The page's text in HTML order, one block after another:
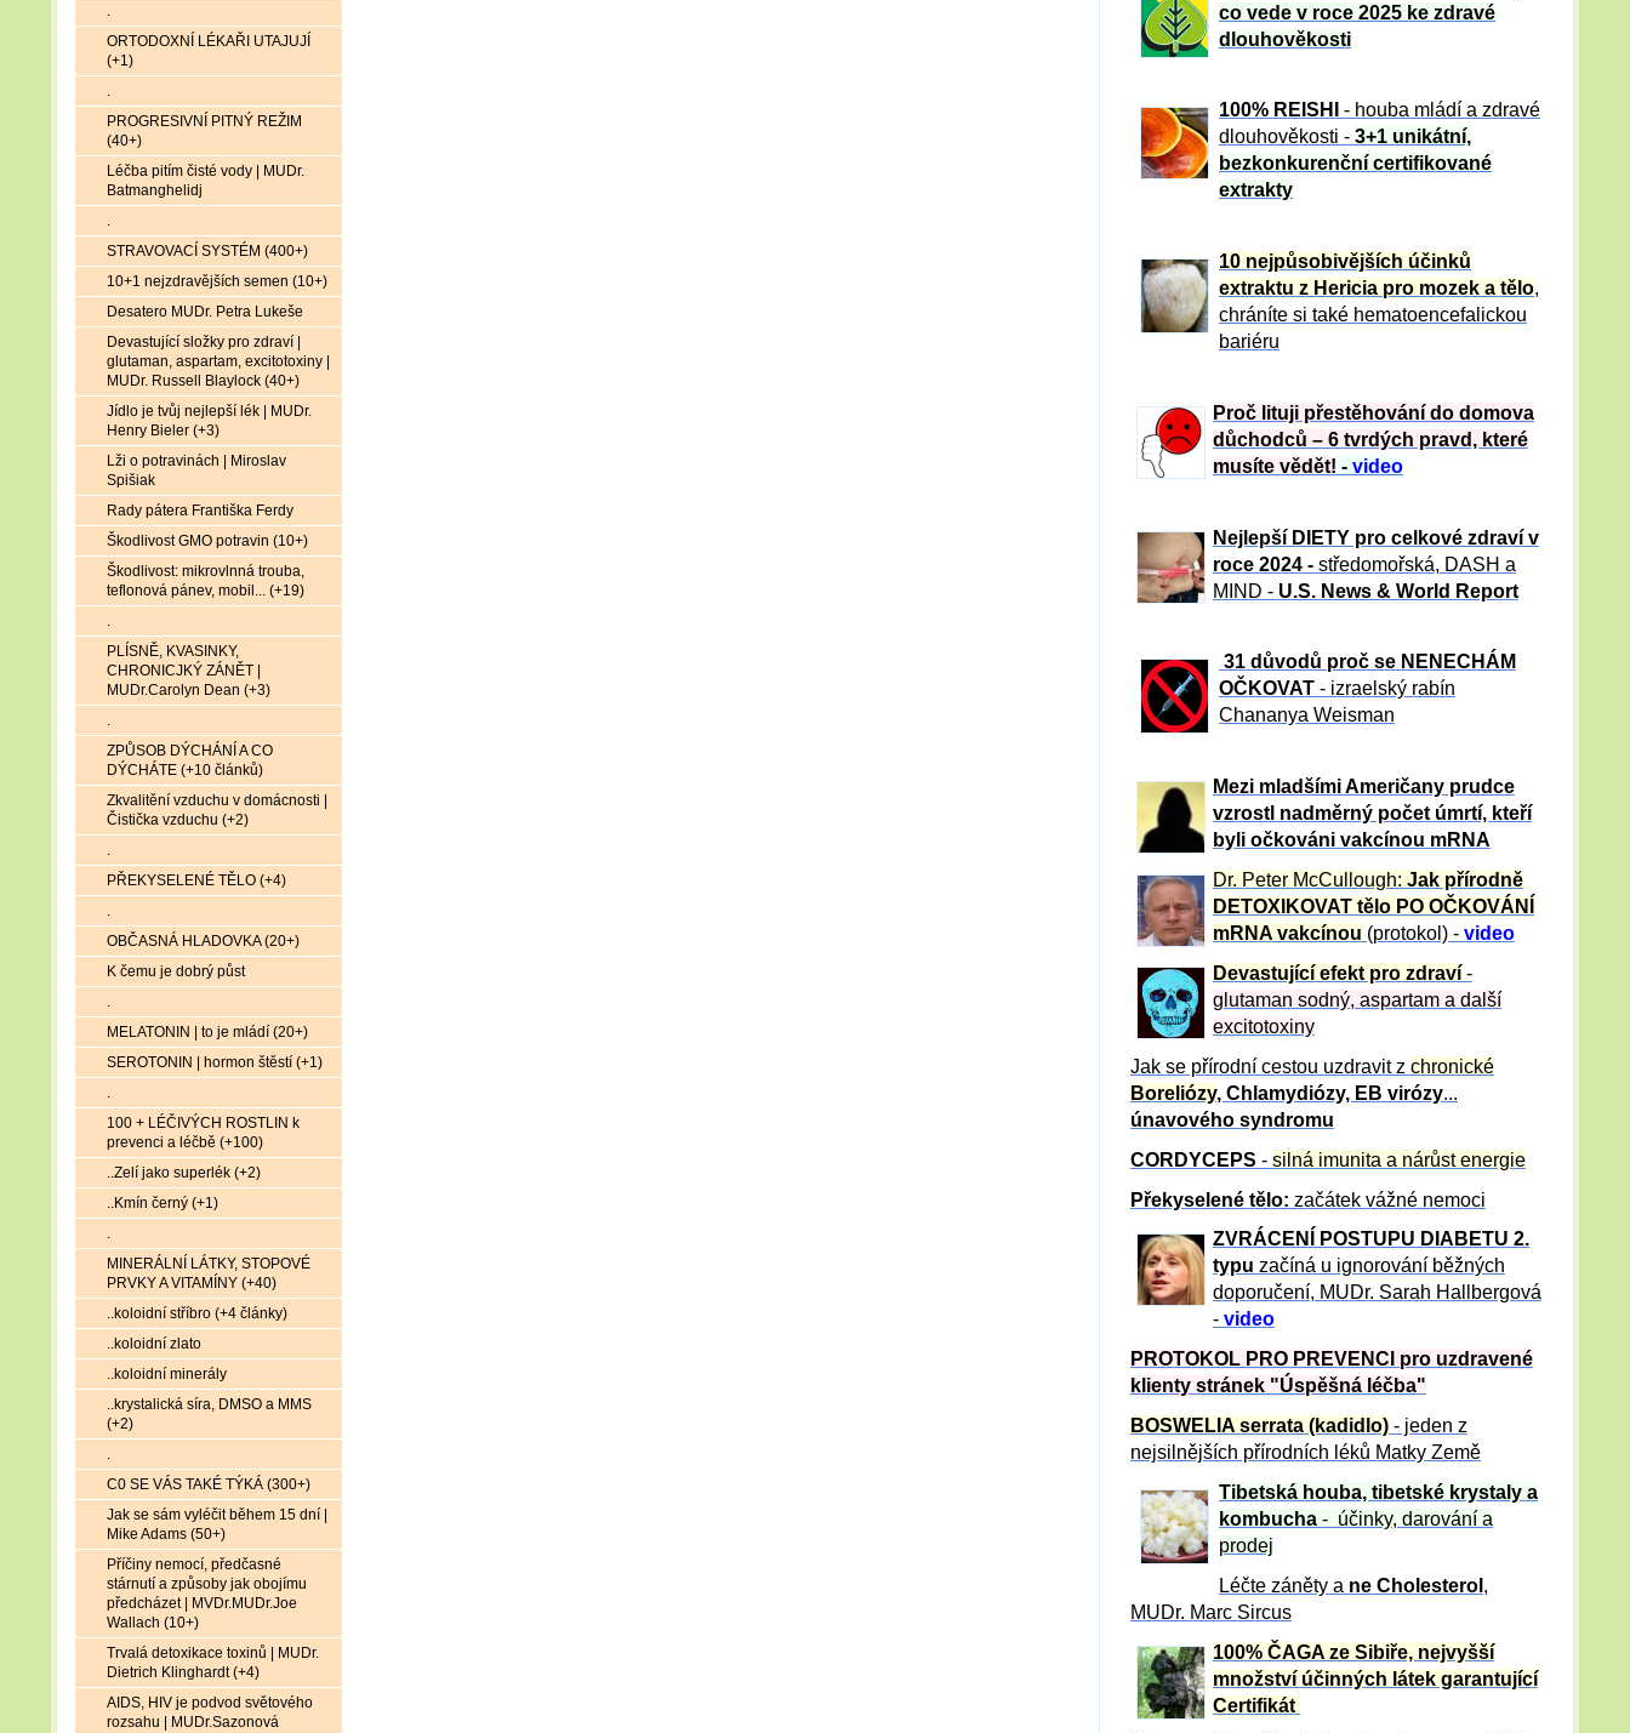
co vede v roce 2025 ke zdravé
dlouhověkosti
100% REISHI
- houba mládí a zdravé
dlouhověkosti - 3+1 unikátní,
bezkonkurenční certifikované
extrakty
10 nejpůsobivějších účinků
extraktu z Hericia pro mozek a tělo,
chráníte si také hematoencefalickou
bariéru
Proč lituji přestěhování do domova
důchodců – 6 tvrdých pravd, které
musíte vědět! - video
Nejlepší DIETY pro celkové zdraví v
roce 2024 - středomořská, DASH a
MIND - U.S. News & World Report
31 důvod ů proč se NENECHÁM
OČKOVAT - izraelský rabín
Chananya Weisman
Mezi mladšími Američany prudce
vzrostl nadměrný počet úmrtí, kteří
byli očkováni vakcínou mRNA
Dr. Peter McCullough: Jak přírodně
DETOXIKOVAT tělo PO OČKOVÁNÍ
mRNA vakcínou (protokol) - video
Devastující efekt pro zdraví-
glutaman sodný, aspartam a další
excitotoxiny
Jak se přírodní cestou uzdravit z chronické
Boreliózy, Chlamydiózy, EB virózy...
únavového syndromu
CORDYCEPS - silná imunita a nárůst energie
Překyselené tělo: začátek vážné nemoci
ZVRÁCE NÍ POSTUPU DIABETU 2.
typu začíná u ignorování běžných
doporučení, MUDr. Sarah Hallbergová
- video
PROTOKOL PRO PREVENCI pro uzdravené
klienty stránek "Úspěšná léčba"
BOSWELIA serrata (kadidlo) - jeden z
nejsilnějších přírodních léků Matky Země
Tibetská houba, tibetské krystaly a
kombucha - účinky, darování a
prodej
Léčte záněty a ne Cholesterol ,
MUDr. Marc Sircus
100% ČAGA ze Sibiře, nejvyšší
množství účinných látek garantující
Certifikát
.
ORTODOXNÍ LÉKAŘI UTAJUJÍ
(+1)
.
PROGRESIVNÍ PITNÝ REŽIM
(40+)
Léčba pitím čisté vody | MUDr.
Batmanghelidj
.
STRAVOVACÍ SYSTÉM (400+)
10+1 nejzdravějších semen (10+)
Desatero MUDr. Petra Lukeše
Devastující složky pro zdraví |
glutaman, aspartam, excitotoxiny |
MUDr. Russell Blaylock (40+)
Jídlo je tvůj nejlepší lék | MUDr.
Henry Bieler (+3)
Lži o potravinách | Miroslav
Spišiak
Rady pátera Františka Ferdy
Škodlivost GMO potravin (10+)
Škodlivost: mikrovlnná trouba,
teflonová pánev, mobil... (+19)
.
PLÍSNĚ, KVASINKY,
CHRONICJKÝ ZÁNĚT |
MUDr.Carolyn Dean (+3)
.
ZPŮSOB DÝCHÁNÍ A CO
DÝCHÁTE (+10 článků)
Zkvalitění vzduchu v domácnosti |
Čistička vzduchu (+2)
.
PŘEKYSELENÉ TĚLO (+4)
.
OBČASNÁ HLADOVKA (20+)
K čemu je dobrý půst
.
MELATONIN | to je mládí (20+)
SEROTONIN | hormon štěstí (+1)
.
100 + LÉČIVÝCH ROSTLIN k
prevenci a léčbě (+100)
..Zelí jako superlék (+2)
..Kmín černý (+1)
.
MINERÁLNÍ LÁTKY, STOPOVÉ
PRVKY A VITAMÍNY (+40)
..koloidní stříbro (+4 články)
..koloidní zlato
..koloidní minerály
..krystalická síra, DMSO a MMS
(+2)
.
C0 SE VÁS TAKÉ TÝKÁ (300+)
Jak se sám vyléčit během 15 dní |
Mike Adams (50+)
Příčiny nemocí, předčasné
stárnutí a způsoby jak obojímu
předcházet | MVDr.MUDr.Joe
Wallach (10+)
Trvalá detoxikace toxinů | MUDr.
Dietrich Klinghardt (+4)
AIDS, HIV je podvod světového
rozsahu | MUDr.Sazonová